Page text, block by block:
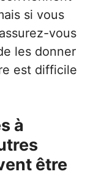
si vous
vous
les donner
est difficile
à
être